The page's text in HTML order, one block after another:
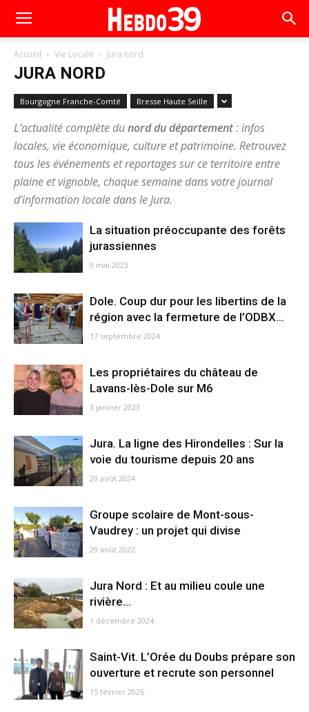
Accueil Vie Locale Jura nord
JURA NORD
Bourgogne Franche-Comté Bresse Haute Seille
L’actualité complète dunord du département: infos
locales, vie économique, culture et patrimoine. Retrouvez
tous les événements et reportages sur ce territoire entre
plaine et vignoble, chaque semaine dans votre journal
d’information locale dans le Jura.
La situation préoccupante des forêts
jurassiennes
9 mai 2023
Dole. Coup dur pour les libertins de la
région avec la fermeture de l’ODBX...
17 septembre 2024
Les propriétaires du château de
Lavans-lès-Dole sur M6
3 janvier 2023
Jura. La ligne des Hirondelles : Sur la
voie du tourisme depuis 20 ans
20 août 2024
Groupe scolaire de Mont-sous-
Vaudrey : un projet qui divise
29 août 2022
Jura Nord : Et au milieu coule une
rivière…
1 décembre 2024
Saint-Vit. L’Orée du Doubs prépare son
ouverture et recrute son personnel
15 février 2026